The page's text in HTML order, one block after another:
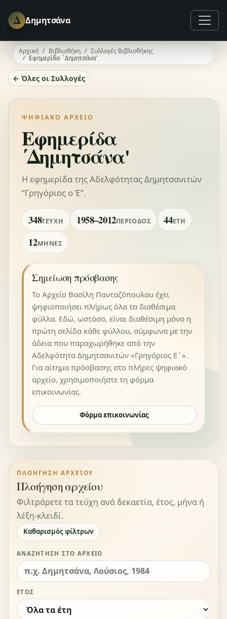
Δ Δημητσάνα
Αρχική Βιβλιοθήκη
Συλλογές Βιβλιοθήκης
Εφημερίδα ΄Δημητσάνα'
← Όλες οι Συλλογές
ΨΗΦΙΑΚΌ ΑΡΧΕΊΟ
Εφημερίδα
΄Δημητσάνα'
Η εφημερίδα της Αδελφότητας Δημητσανιτών
“Γρηγόριος ο Έ”.
348ΤΕΎΧΗ 1958–2012ΠΕΡΊΟΔΟΣ 44ΈΤΗ
12ΜΉΝΕΣ
Σημείωση πρόσβασης
Το Αρχείο Βασίλη Πανταζόπουλου έχει
ψηφιοποιήσει πλήρως όλα τα διαθέσιμα
φύλλα. Εδώ, ωστόσο, είναι διαθέσιμη μόνο η
πρώτη σελίδα κάθε φύλλου, σύμφωνα με την
άδεια που παραχωρήθηκε από την
Αδελφότητα Δημητσανιτών «Γρηγόριος Ε΄».
Για αίτημα πρόσβασης στο πλήρες ψηφιακό
αρχείο, χρησιμοποιήστε τη φόρμα
επικοινωνίας.
Φόρμα επικοινωνίας
ΠΛΟΉΓΗΣΗ ΑΡΧΕΊΟΥ
Πλοήγηση αρχείου
Φιλτράρετε τα τεύχη ανά δεκαετία, έτος, μήνα ή
λέξη-κλειδί.
Καθαρισμός φίλτρων
ΑΝΑΖΉΤΗΣΗ ΣΤΟ ΑΡΧΕΊΟ
ΈΤΟΣ